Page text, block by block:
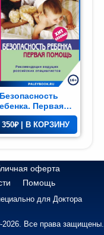
Безопасность
Первая
помощь
350₽ | В КОРЗИНУ
оферта
Помощь
для Доктора
Все права защищены.